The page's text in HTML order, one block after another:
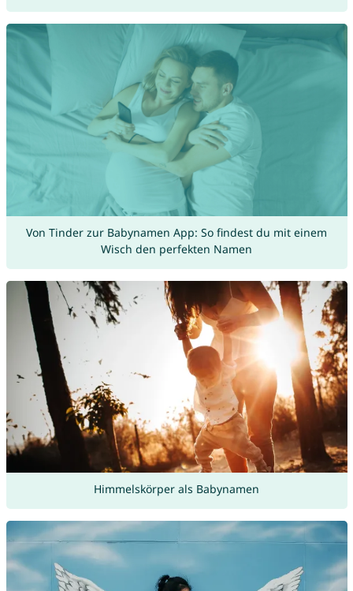
Von Tinder zur Babynamen App: So findest du mit einem
Wisch den perfekten Namen
Himmelskörper als Babynamen